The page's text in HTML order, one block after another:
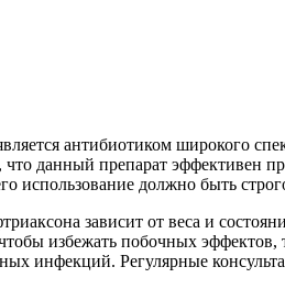
антибиотиком широкого
что данный препарат эффективен
использование должно быть
зависит от веса и
избежать побочных эффектов,
инфекций. Регулярные